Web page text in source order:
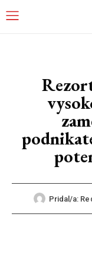
Pridal/a: